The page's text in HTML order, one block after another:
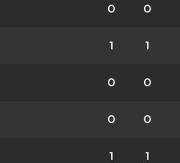
0 0
1 1
0 0
0 0
1 1